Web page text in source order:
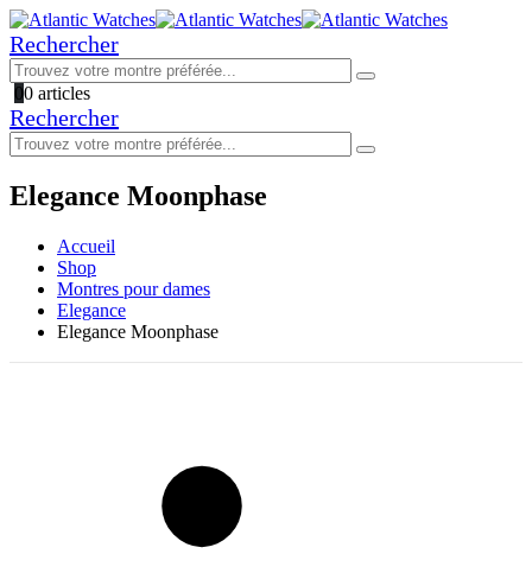
Rechercher
00 articles
Rechercher
Elegance Moonphase
Accueil
Shop
Montres pour dames
Elegance
Elegance Moonphase